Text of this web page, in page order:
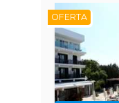
OFERTA